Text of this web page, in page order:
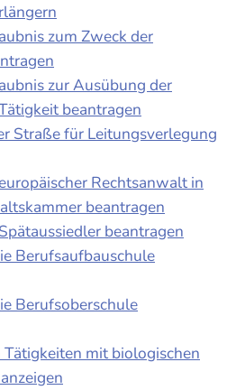
zum Zweck der
zur Ausübung der
beantragen
Straße für Leitungsverlegung
Rechtsanwalt in
beantragen
beantragen
Berufsaufbauschule
Berufsoberschule
mit biologischen